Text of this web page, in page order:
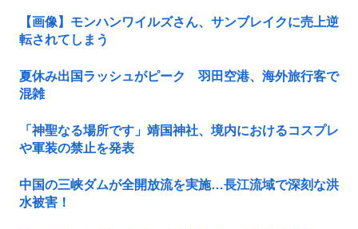
【画像】モンハンワイルズさん、サンブレイクに売上逆
転されてしまう
夏休み出国ラッシュがピーク 羽田空港、海外旅行客で
混雑
「神聖なる場所です」靖国神社、境内におけるコスプレ
や軍装の禁止を発表
中国の三峡ダムが全開放流を実施…長江流域で深刻な洪
水被害！